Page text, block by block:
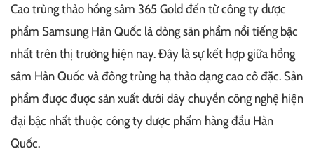
Cao trùng thảo hồng sâm 365 Gold đến từ công ty dược
phẩm Samsung Hàn Quốc là dòng sản phẩm nổi tiếng bậc
nhất trên thị trường hiện nay. Đây là sự kết hợp giữa hồng
sâm Hàn Quốc và đông trùng hạ thảo dạng cao cô đặc. Sản
phẩm được được sản xuất dưới dây chuyền công nghệ hiện
đại bậc nhất thuộc công ty dược phẩm hàng đầu Hàn
Quốc.